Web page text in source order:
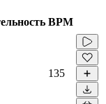
BPM
135